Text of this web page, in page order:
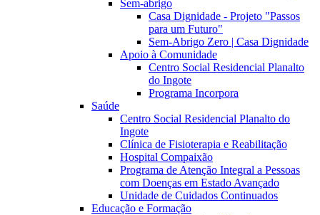
Sem-abrigo
Casa Dignidade - Projeto "Passos
para um Futuro"
Sem-Abrigo Zero | Casa Dignidade
Apoio à Comunidade
Centro Social Residencial Planalto
do Ingote
Programa Incorpora
Saúde
Centro Social Residencial Planalto do
Ingote
Clínica de Fisioterapia e Reabilitação
Hospital Compaixão
Programa de Atenção Integral a Pessoas
com Doenças em Estado Avançado
Unidade de Cuidados Continuados
Educação e Formação